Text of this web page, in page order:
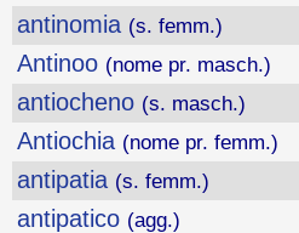
antinomia (s. femm.)
Antinoo (nome pr. masch.)
antiocheno (s. masch.)
Antiochia (nome pr. femm.)
antipatia (s. femm.)
antipatico (agg.)